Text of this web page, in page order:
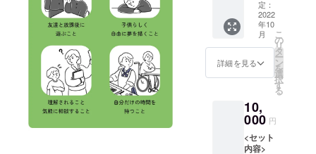
ラー協
会オリ
ジナル
ステッ
カー１
枚 ※画
像はイ
デザイ
ンは変
更にな
る場合
がござ
定：
2022
年10
月
詳細を見る
こ
の
リ
タ
ー
ン
を
選
択
す
る
10,
000 円
<セット
内容>